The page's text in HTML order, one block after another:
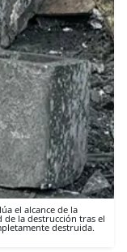
el alcance de la
de la destrucción tras el
destruida.